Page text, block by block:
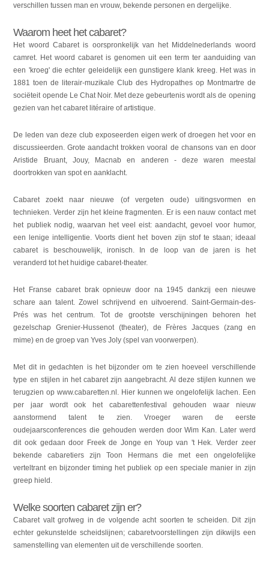
verschillen tussen man en vrouw, bekende personen en dergelijke.
Waarom heet het cabaret?
Het woord Cabaret is oorspronkelijk van het Middelnederlands woord
camret. Het woord cabaret is genomen uit een term ter aanduiding van
een 'kroeg' die echter geleidelijk een gunstigere klank kreeg. Het was in
1881 toen de literair-muzikale Club des Hydropathes op Montmartre de
sociëteit opende Le Chat Noir. Met deze gebeurtenis wordt als de opening
gezien van het cabaret litéraire of artistique.
De leden van deze club exposeerden eigen werk of droegen het voor en
discussieerden. Grote aandacht trokken vooral de chansons van en door
Aristide Bruant, Jouy, Macnab en anderen - deze waren meestal
doortrokken van spot en aanklacht.
Cabaret zoekt naar nieuwe (of vergeten oude) uitingsvormen en
technieken. Verder zijn het kleine fragmenten. Er is een nauw contact met
het publiek nodig, waarvan het veel eist: aandacht, gevoel voor humor,
een lenige intelligentie. Voorts dient het boven zijn stof te staan; ideaal
cabaret is beschouwelijk, ironisch. In de loop van de jaren is het
veranderd tot het huidige cabaret-theater.
Het Franse cabaret brak opnieuw door na 1945 dankzij een nieuwe
schare aan talent. Zowel schrijvend en uitvoerend. Saint-Germain-des-
Prés was het centrum. Tot de grootste verschijningen behoren het
gezelschap Grenier-Hussenot (theater), de Frères Jacques (zang en
mime) en de groep van Yves Joly (spel van voorwerpen).
Met dit in gedachten is het bijzonder om te zien hoeveel verschillende
type en stijlen in het cabaret zijn aangebracht. Al deze stijlen kunnen we
terugzien op www.cabaretten.nl. Hier kunnen we ongelofelijk lachen. Een
per jaar wordt ook het cabarettenfestival gehouden waar nieuw
aanstormend talent te zien. Vroeger waren de eerste
oudejaarsconferences die gehouden werden door Wim Kan. Later werd
dit ook gedaan door Freek de Jonge en Youp van 't Hek. Verder zeer
bekende cabaretiers zijn Toon Hermans die met een ongelofelijke
verteltrant en bijzonder timing het publiek op een speciale manier in zijn
greep hield.
Welke soorten cabaret zijn er?
Cabaret valt grofweg in de volgende acht soorten te scheiden. Dit zijn
echter gekunstelde scheidslijnen; cabaretvoorstellingen zijn dikwijls een
samenstelling van elementen uit de verschillende soorten.